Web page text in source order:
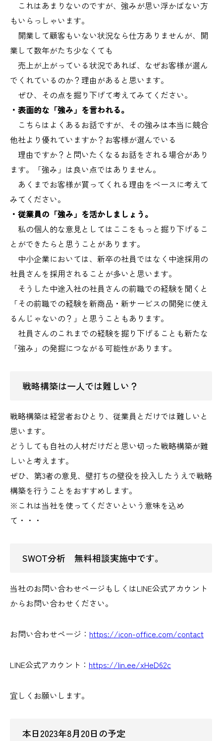
これはあまりないのですが、強みが思い浮かばない方
もいらっしゃいます。
開業して顧客もいない状況なら仕方ありませんが、開
業して数年がたち少なくても
売上が上がっている状況であれば、なぜお客様が選ん
でくれているのか？理由があると思います。
ぜひ、その点を掘り下げて考えてみてください。
・表面的な「強み」を言われる。
こちらはよくあるお話ですが、その強みは本当に競合
他社より優れていますか？お客様が選んでいる
理由ですか？と問いたくなるお話をされる場合があり
ます。「強み」は良い点ではありません。
あくまでお客様が買ってくれる理由をベースに考えて
みてください。
・従業員の「強み」を活かしましょう。
私の個人的な意見としてはここをもっと掘り下げるこ
とができたらと思うことがあります。
中小企業においては、新卒の社員ではなく中途採用の
社員さんを採用されることが多いと思います。
そうした中途入社の社員さんの前職での経験を聞くと
「その前職での経験を新商品・新サービスの開発に使え
るんじゃないの？」と思うこともあります。
社員さんのこれまでの経験を掘り下げることも新たな
「強み」の発掘につながる可能性があります。
戦略構築は一人では難しい？
戦略構築は経営者おひとり、従業員とだけでは難しいと
思います。
どうしても自社の人材だけだと思い切った戦略構築が難
しいと考えます。
ぜひ、第3者の意見、壁打ちの壁役を投入したうえで戦略
構築を行うことをおすすめします。
※これは当社を使ってくださいという意味を込め
て・・・
SWOT分析 無料相談実施中です。
当社のお問い合わせページもしくはLINE公式アカウント
からお問い合わせください。
お問い合わせページ： https://icon-office.com/contact
LINE公式アカウント： https://lin.ee/xHeD62c
宜しくお願いします。
本日2023年8月20日の予定